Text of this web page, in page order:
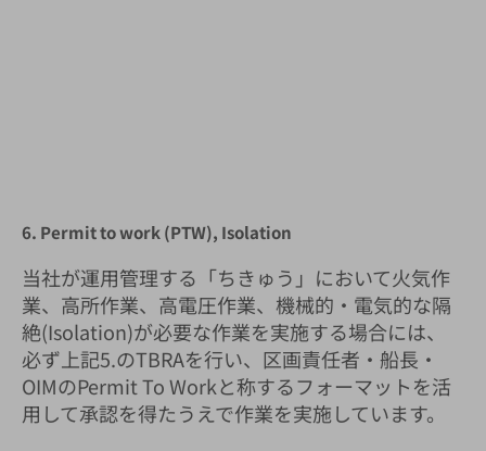
6. Permit to work (PTW), Isolation
当社が運用管理する「ちきゅう」において火気作
業、高所作業、高電圧作業、機械的・電気的な隔
絶(Isolation)が必要な作業を実施する場合には、
必ず上記5.のTBRAを行い、区画責任者・船長・
OIMのPermit To Workと称するフォーマットを活
用して承認を得たうえで作業を実施しています。